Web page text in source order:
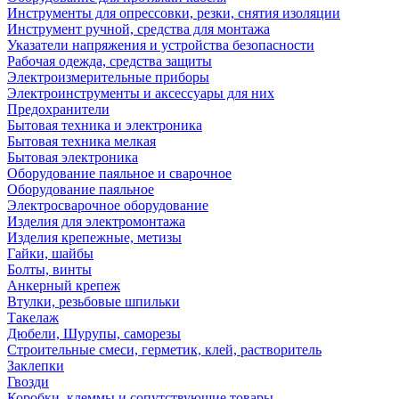
Инструменты для опрессовки, резки, снятия изоляции
Инструмент ручной, средства для монтажа
Указатели напряжения и устройства безопасности
Рабочая одежда, средства защиты
Электроизмерительные приборы
Электроинструменты и аксессуары для них
Предохранители
Бытовая техника и электроника
Бытовая техника мелкая
Бытовая электроника
Оборудование паяльное и сварочное
Оборудование паяльное
Электросварочное оборудование
Изделия для электромонтажа
Изделия крепежные, метизы
Гайки, шайбы
Болты, винты
Анкерный крепеж
Втулки, резьбовые шпильки
Такелаж
Дюбели, Шурупы, саморезы
Строительные смеси, герметик, клей, растворитель
Заклепки
Гвозди